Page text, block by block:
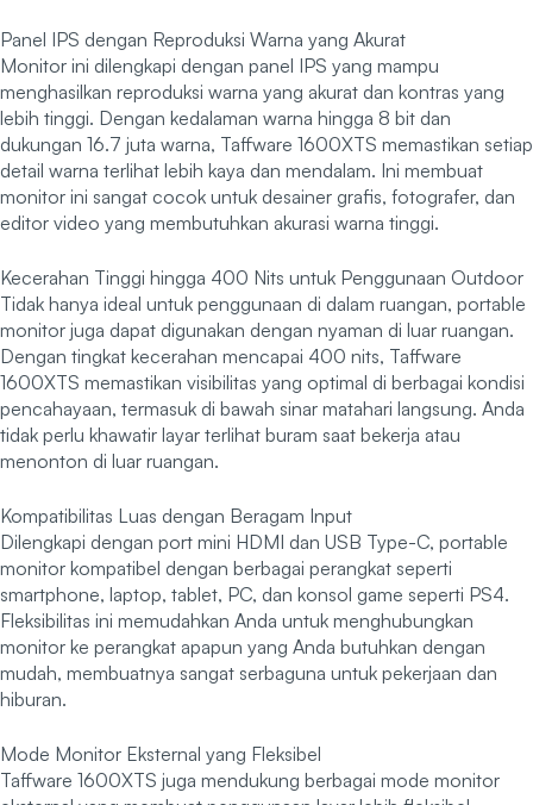
Panel IPS dengan Reproduksi Warna yang Akurat
Monitor ini dilengkapi dengan panel IPS yang mampu
menghasilkan reproduksi warna yang akurat dan kontras yang
lebih tinggi. Dengan kedalaman warna hingga 8 bit dan
dukungan 16.7 juta warna, Taffware 1600XTS memastikan setiap
detail warna terlihat lebih kaya dan mendalam. Ini membuat
monitor ini sangat cocok untuk desainer grafis, fotografer, dan
editor video yang membutuhkan akurasi warna tinggi.
Kecerahan Tinggi hingga 400 Nits untuk Penggunaan Outdoor
Tidak hanya ideal untuk penggunaan di dalam ruangan, portable
monitor juga dapat digunakan dengan nyaman di luar ruangan.
Dengan tingkat kecerahan mencapai 400 nits, Taffware
1600XTS memastikan visibilitas yang optimal di berbagai kondisi
pencahayaan, termasuk di bawah sinar matahari langsung. Anda
tidak perlu khawatir layar terlihat buram saat bekerja atau
menonton di luar ruangan.
Kompatibilitas Luas dengan Beragam Input
Dilengkapi dengan port mini HDMI dan USB Type-C, portable
monitor kompatibel dengan berbagai perangkat seperti
smartphone, laptop, tablet, PC, dan konsol game seperti PS4.
Fleksibilitas ini memudahkan Anda untuk menghubungkan
monitor ke perangkat apapun yang Anda butuhkan dengan
mudah, membuatnya sangat serbaguna untuk pekerjaan dan
hiburan.
Mode Monitor Eksternal yang Fleksibel
Taffware 1600XTS juga mendukung berbagai mode monitor